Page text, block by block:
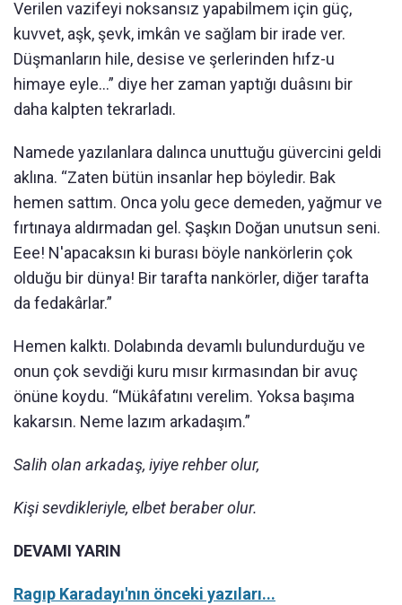
Verilen vazifeyi noksansız yapabilmem için güç,
kuvvet, aşk, şevk, imkân ve sağlam bir irade ver.
Düşmanların hile, desise ve şerlerinden hıfz-u
himaye eyle…” diye her zaman yaptığı duâsını bir
daha kalpten tekrarladı.
Namede yazılanlara dalınca unuttuğu güvercini geldi
aklına. “Zaten bütün insanlar hep böyledir. Bak
hemen sattım. Onca yolu gece demeden, yağmur ve
fırtınaya aldırmadan gel. Şaşkın Doğan unutsun seni.
Eee! N'apacaksın ki burası böyle nankörlerin çok
olduğu bir dünya! Bir tarafta nankörler, diğer tarafta
da fedakârlar.”
Hemen kalktı. Dolabında devamlı bulundurduğu ve
onun çok sevdiği kuru mısır kırmasından bir avuç
önüne koydu. “Mükâfatını verelim. Yoksa başıma
kakarsın. Neme lazım arkadaşım.”
Salih olan arkadaş, iyiye rehber olur,
Kişi sevdikleriyle, elbet beraber olur.
DEVAMI YARIN
Ragıp Karadayı'nın önceki yazıları...